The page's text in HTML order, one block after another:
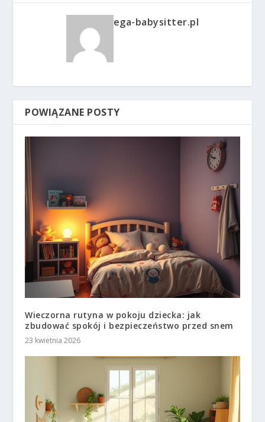
ega-babysitter.pl
POWIĄZANE POSTY
Wieczorna rutyna w pokoju dziecka: jak
zbudować spokój i bezpieczeństwo przed snem
23 kwietnia 2026